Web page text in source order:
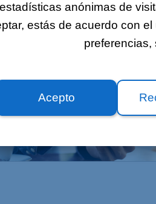
estadísticas anónimas de
estás de acuerdo con
preferencias,
Acepto
MÓVIL